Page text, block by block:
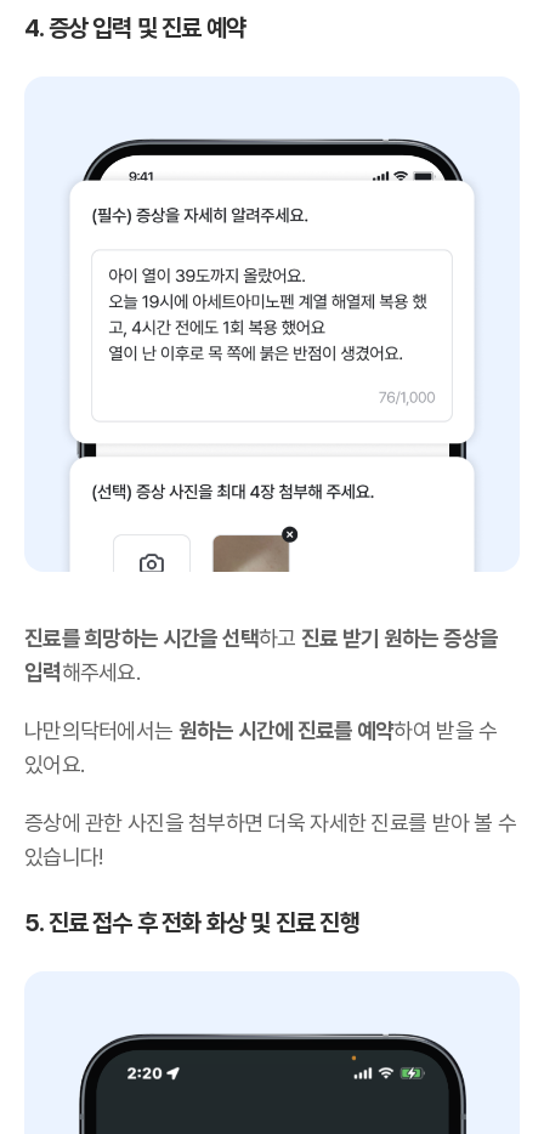
4. 증상 입력 및 진료 예약
진료를 희망하는 시간을 선택하고 진료 받기 원하는 증상을
입력해주세요.
나만의닥터에서는 원하는 시간에 진료를 예약하여 받을 수
있어요.
증상에 관한 사진을 첨부하면 더욱 자세한 진료를 받아 볼 수
있습니다!
5. 진료 접수 후 전화 화상 및 진료 진행